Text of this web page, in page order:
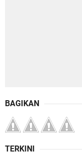
BAGIKAN
TERKINI